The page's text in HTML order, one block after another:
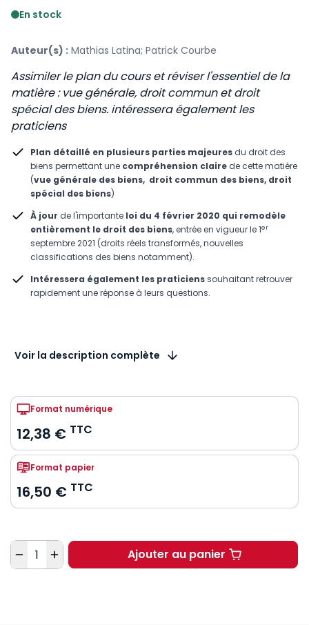
En stock
Auteur(s) : Mathias Latina; Patrick Courbe
Assimiler le plan du cours et réviser l'essentiel de la
matière : vue générale, droit commun et droit
spécial des biens. intéressera également les
praticiens
Plan détaillé en plusieurs parties majeures du droit des
biens permettant une compréhension claire de cette matière
(vue générale des biens, droit commun des biens, droit
spécial des biens)
À jour de l'importante loi du 4 février 2020 qui remodèle
entièrement le droit des biens, entrée en vigueur le 1er
septembre 2021 (droits réels transformés, nouvelles
classifications des biens notamment).
Intéressera également les praticienssouhaitant retrouver
rapidement une réponse à leurs questions.
Voir la description complète
Format numérique
12,38 € TTC
Format papier
16,50 € TTC
Quantité Ajouter au panierDroit des biens. 10e